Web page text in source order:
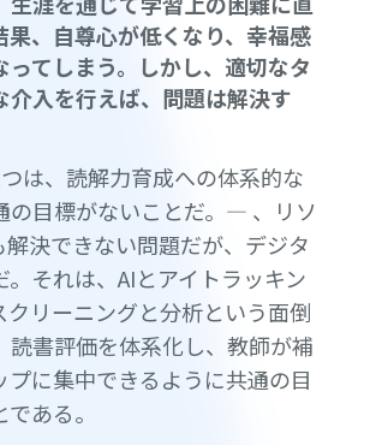
果、自尊心が低くなり、幸福感
ってしまう。しかし、適切なタ
介入を行えば、問題は解決す
は、読解力育成への体系的な
の目標がないことだ。— 、リソ
解決できない問題だが、デジタ
それは、AIとアイトラッキン
クリーニングと分析という面倒
読書評価を体系化し、教師が補
プに集中できるように共通の目
ある。